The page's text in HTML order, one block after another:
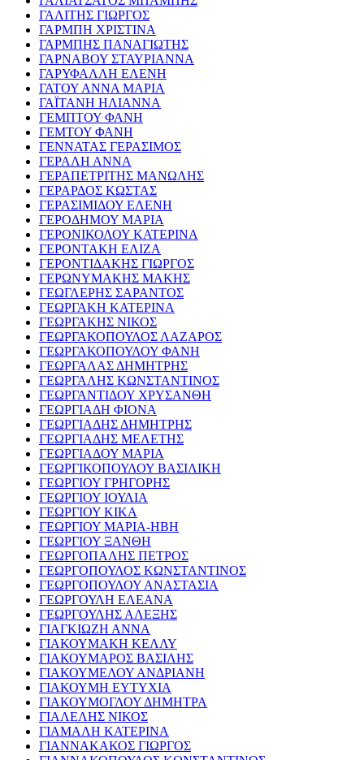
ΓΑΛΙΤΗΣ ΓΙΩΡΓΟΣ
ΓΑΡΜΠΗ ΧΡΙΣΤΙΝΑ
ΓΑΡΜΠΗΣ ΠΑΝΑΓΙΩΤΗΣ
ΓΑΡΝΑΒΟΥ ΣΤΑΥΡΙΑΝΝΑ
ΓΑΡΥΦΑΛΛΗ ΕΛΕΝΗ
ΓΑΤΟΥ ΑΝΝΑ ΜΑΡΙΑ
ΓΑΪΤΑΝΗ ΗΛΙΑΝΝΑ
ΓΕΜΠΤΟΥ ΦΑΝΗ
ΓΕΜΤΟΥ ΦΑΝΗ
ΓΕΝΝΑΤΑΣ ΓΕΡΑΣΙΜΟΣ
ΓΕΡΑΛΗ ΑΝΝΑ
ΓΕΡΑΠΕΤΡΙΤΗΣ ΜΑΝΩΛΗΣ
ΓΕΡΑΡΔΟΣ ΚΩΣΤΑΣ
ΓΕΡΑΣΙΜΙΔΟΥ ΕΛΕΝΗ
ΓΕΡΟΔΗΜΟΥ ΜΑΡΙΑ
ΓΕΡΟΝΙΚΟΛΟΥ ΚΑΤΕΡΙΝΑ
ΓΕΡΟΝΤΑΚΗ ΕΛΙΖΑ
ΓΕΡΟΝΤΙΔΑΚΗΣ ΓΙΩΡΓΟΣ
ΓΕΡΩΝΥΜΑΚΗΣ ΜΑΚΗΣ
ΓΕΩΓΛΕΡΗΣ ΣΑΡΑΝΤΟΣ
ΓΕΩΡΓΑΚΗ ΚΑΤΕΡΙΝΑ
ΓΕΩΡΓΑΚΗΣ ΝΙΚΟΣ
ΓΕΩΡΓΑΚΟΠΟΥΛΟΣ ΛΑΖΑΡΟΣ
ΓΕΩΡΓΑΚΟΠΟΥΛΟΥ ΦΑΝΗ
ΓΕΩΡΓΑΛΑΣ ΔΗΜΗΤΡΗΣ
ΓΕΩΡΓΑΛΗΣ ΚΩΝΣΤΑΝΤΙΝΟΣ
ΓΕΩΡΓΑΝΤΙΔΟΥ ΧΡΥΣΑΝΘΗ
ΓΕΩΡΓΙΑΔΗ ΦΙΟΝΑ
ΓΕΩΡΓΙΑΔΗΣ ΔΗΜΗΤΡΗΣ
ΓΕΩΡΓΙΑΔΗΣ ΜΕΛΕΤΗΣ
ΓΕΩΡΓΙΑΔΟΥ ΜΑΡΙΑ
ΓΕΩΡΓΙΚΟΠΟΥΛΟΥ ΒΑΣΙΛΙΚΗ
ΓΕΩΡΓΙΟΥ ΓΡΗΓΟΡΗΣ
ΓΕΩΡΓΙΟΥ ΙΟΥΛΙΑ
ΓΕΩΡΓΙΟΥ ΚΙΚΑ
ΓΕΩΡΓΙΟΥ ΜΑΡΙΑ-ΗΒΗ
ΓΕΩΡΓΙΟΥ ΞΑΝΘΗ
ΓΕΩΡΓΟΠΑΛΗΣ ΠΕΤΡΟΣ
ΓΕΩΡΓΟΠΟΥΛΟΣ ΚΩΝΣΤΑΝΤΙΝΟΣ
ΓΕΩΡΓΟΠΟΥΛΟΥ ΑΝΑΣΤΑΣΙΑ
ΓΕΩΡΓΟΥΛΗ ΕΛΕΑΝΑ
ΓΕΩΡΓΟΥΛΗΣ ΑΛΕΞΗΣ
ΓΙΑΓΚΙΩΖΗ ΑΝΝΑ
ΓΙΑΚΟΥΜΑΚΗ ΚΕΛΛΥ
ΓΙΑΚΟΥΜΑΡΟΣ ΒΑΣΙΛΗΣ
ΓΙΑΚΟΥΜΕΛΟΥ ΑΝΔΡΙΑΝΗ
ΓΙΑΚΟΥΜΗ ΕΥΤΥΧΙΑ
ΓΙΑΚΟΥΜΟΓΛΟΥ ΔΗΜΗΤΡΑ
ΓΙΑΛΕΛΗΣ ΝΙΚΟΣ
ΓΙΑΜΑΛΗ ΚΑΤΕΡΙΝΑ
ΓΙΑΝΝΑΚΑΚΟΣ ΓΙΩΡΓΟΣ